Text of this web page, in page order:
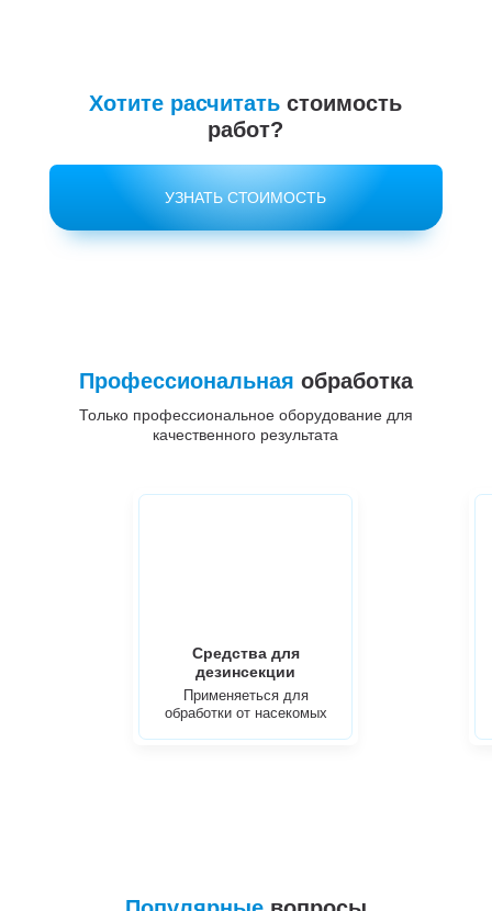
Хотите расчитать стоимость
работ?
УЗНАТЬ СТОИМОСТЬ
Профессиональная обработка
Только профессиональное оборудование для
качественного результата
Средства для
дезинсекции
Применяеться для
обработки от насекомых